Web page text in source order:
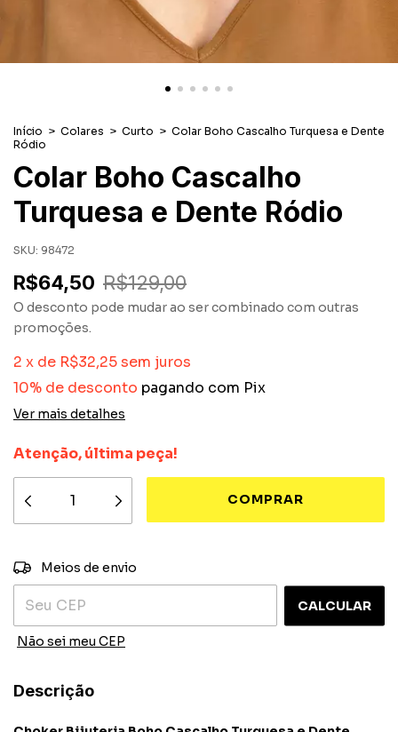
Início > Colares > Curto > Colar Boho Cascalho Turquesa e Dente
Ródio
Colar Boho Cascalho
Turquesa e Dente Ródio
SKU: 98472
R$64,50 R$129,00
O desconto pode mudar ao ser combinado com outras
promoções.
2 x de R$32,25sem juros
10% de desconto pagando com Pix
Ver mais detalhes
Atenção, última peça!
Entregas para o CEP:
Meios de envio
CALCULAR
Não sei meu CEP
Descrição